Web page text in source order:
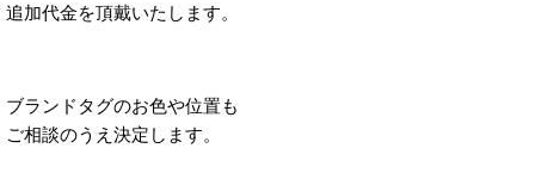
追加代金を頂戴いたします。
ブランドタグのお色や位置も
ご相談のうえ決定します。